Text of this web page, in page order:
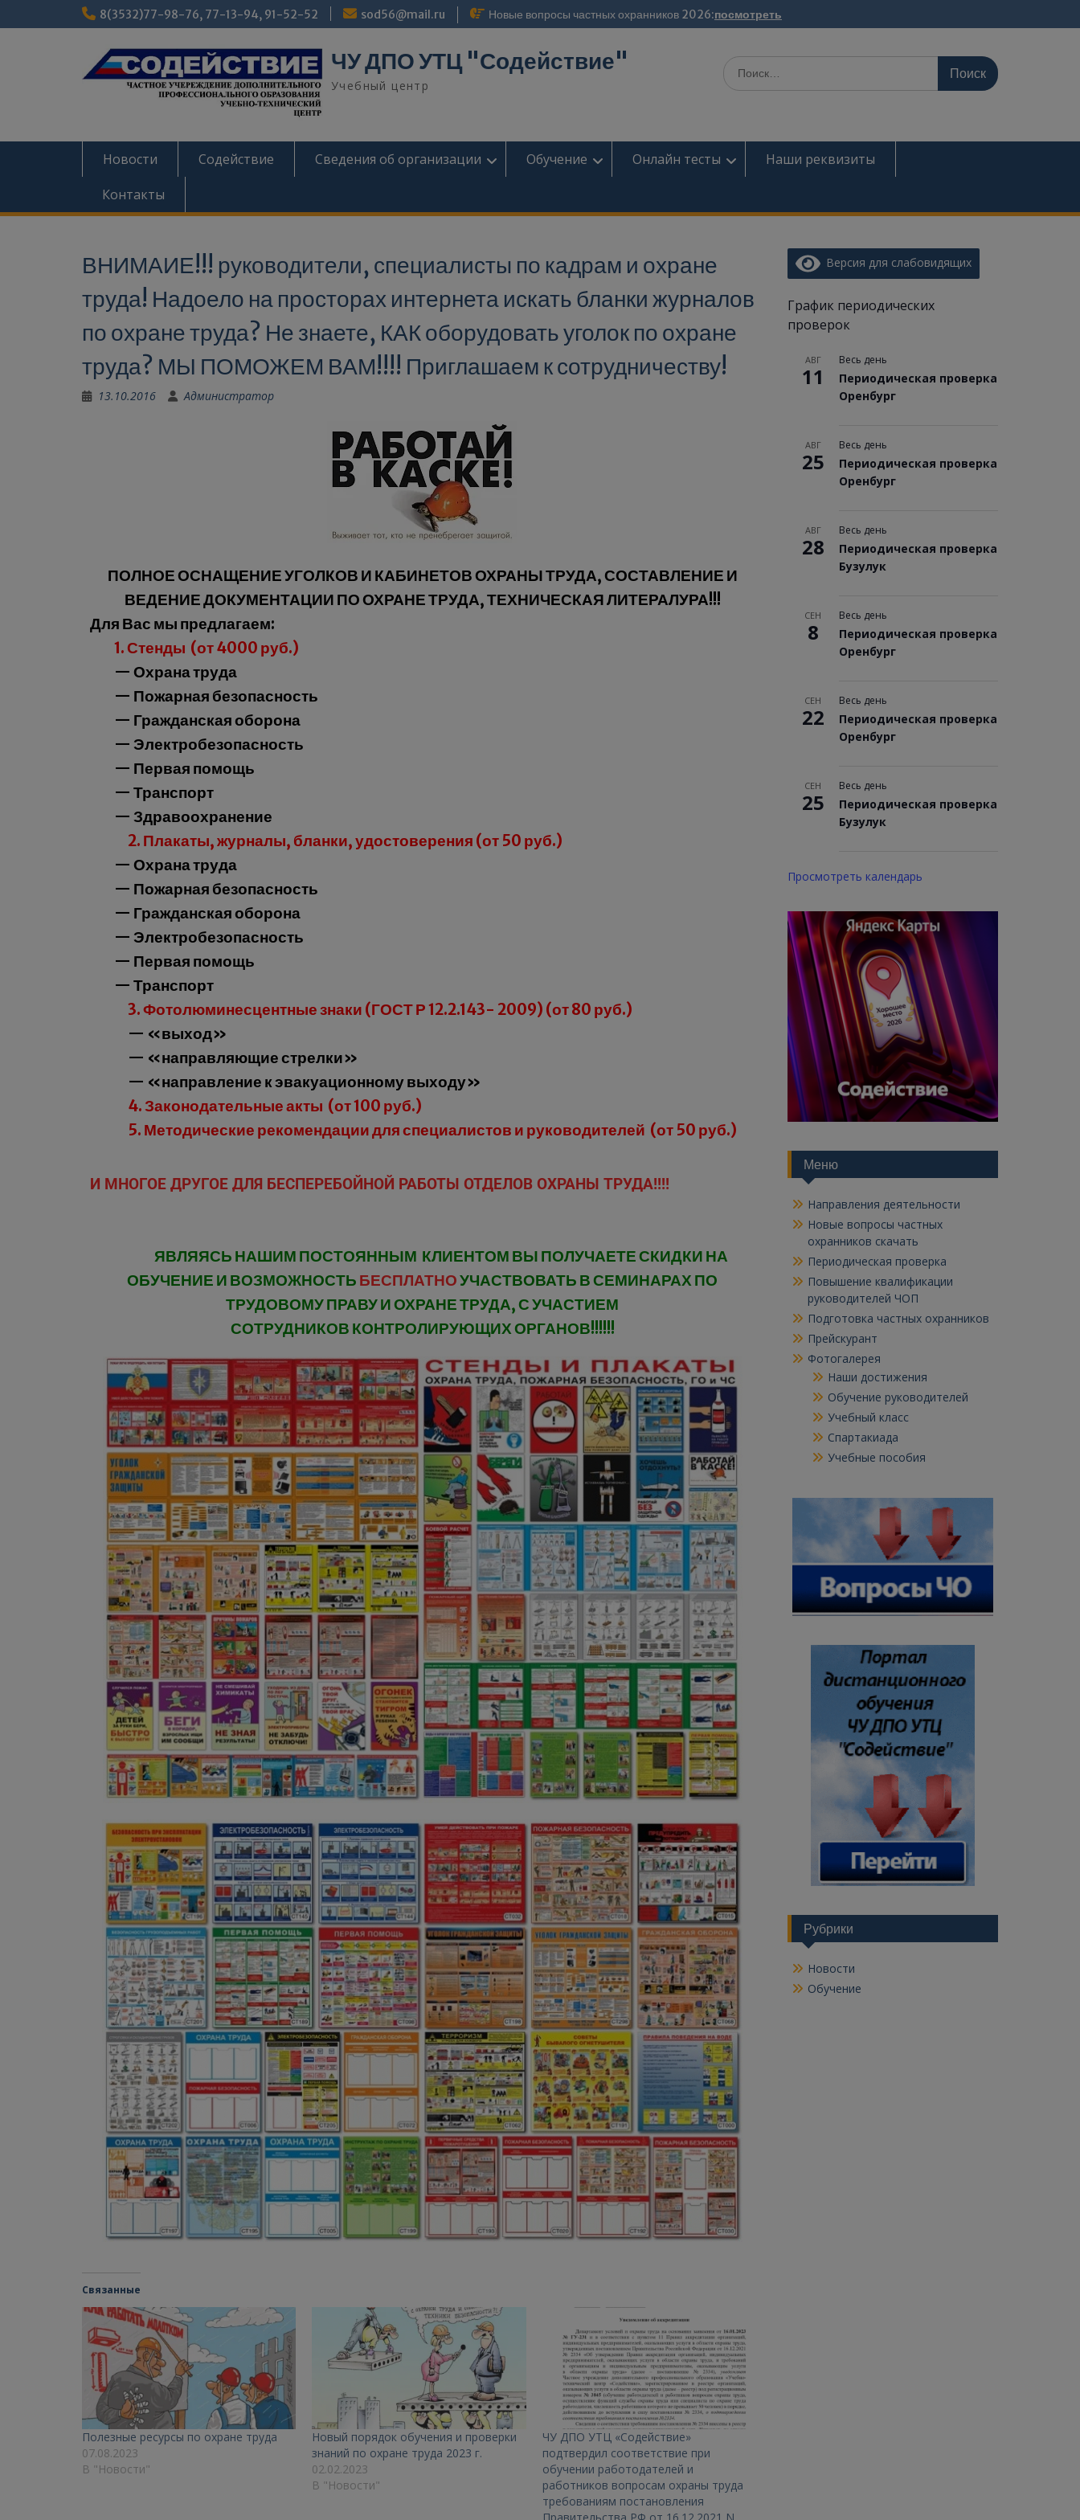
8(3532)77-98-76, 77-13-94, 91-52-52 sod56@mail.ru Новые вопросы частных охранников 2026:посмотреть
ЧУ ДПО УТЦ "Содействие"
Учебный центр
Новости Содействие Сведения об организации Обучение Онлайн тесты
Наши реквизиты
Контакты
ВНИМАИЕ!!! руководители, специалисты по кадрам и охране
труда! Надоело на просторах интернета искать бланки журналов
по охране труда? Не знаете, КАК оборудовать уголок по охране
труда? МЫ ПОМОЖЕМ ВАМ!!!! Приглашаем к сотрудничеству!
13.10.2016 Администратор
ПОЛНОЕ ОСНАЩЕНИЕ УГОЛКОВ И КАБИНЕТОВ ОХРАНЫ ТРУДА, СОСТАВЛЕНИЕ И
ВЕДЕНИЕ ДОКУМЕНТАЦИИ ПО ОХРАНЕ ТРУДА, ТЕХНИЧЕСКАЯ ЛИТЕРАЛУРА!!!
Для Вас мы предлагаем:
1.Стенды (от 4000 руб.)
— Охрана труда
— Пожарная безопасность
— Гражданская оборона
— Электробезопасность
— Первая помощь
— Транспорт
— Здравоохранение
2. Плакаты, журналы, бланки, удостоверения (от 50 руб.)
— Охрана труда
— Пожарная безопасность
— Гражданская оборона
— Электробезопасность
— Первая помощь
— Транспорт
3. Фотолюминесцентные знаки (ГОСТ Р 12.2.143- 2009) (от 80 руб.)
— «выход»
— «направляющие стрелки»
— «направление к эвакуационному выходу»
4. Законодательные акты (от 100 руб.)
5. Методические рекомендации для специалистов и руководителей (от 50 руб.)
И МНОГОЕ ДРУГОЕ ДЛЯ БЕСПЕРЕБОЙНОЙ РАБОТЫ ОТДЕЛОВ ОХРАНЫ ТРУДА!!!!
ЯВЛЯЯСЬ НАШИМ ПОСТОЯННЫМ КЛИЕНТОМ ВЫ ПОЛУЧАЕТЕ СКИДКИ НА
ОБУЧЕНИЕ И ВОЗМОЖНОСТЬ БЕСПЛАТНОУЧАСТВОВАТЬ В СЕМИНАРАХ ПО
ТРУДОВОМУ ПРАВУ И ОХРАНЕ ТРУДА, С УЧАСТИЕМ
СОТРУДНИКОВ КОНТРОЛИРУЮЩИХ ОРГАНОВ!!!!!!
Связанные
Полезные ресурсы по охране труда
07.08.2023
В "Новости"
Новый порядок обучения и проверки
знаний по охране труда 2023 г.
02.02.2023
В "Новости"
ЧУ ДПО УТЦ «Содействие»
подтвердил соответствие при
обучении работодателей и
работников вопросам охраны труда
требованиям постановления
Версия для слабовидящих
График периодических
проверок
АВГ
11
Весь день
Периодическая проверка
Оренбург
АВГ
25
Весь день
Периодическая проверка
Оренбург
АВГ
28
Весь день
Периодическая проверка
Бузулук
СЕН
8
Весь день
Периодическая проверка
Оренбург
СЕН
22
Весь день
Периодическая проверка
Оренбург
СЕН
25
Весь день
Периодическая проверка
Бузулук
Просмотреть календарь
Меню
Направления деятельности
Новые вопросы частных
охранников скачать
Периодическая проверка
Повышение квалификации
руководителей ЧОП
Подготовка частных охранников
Прейскурант
Фотогалерея
Наши достижения
Обучение руководителей
Учебный класс
Спартакиада
Учебные пособия
Рубрики
Новости
Обучение